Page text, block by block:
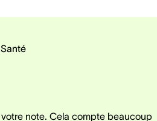
note. Cela compte beaucoup